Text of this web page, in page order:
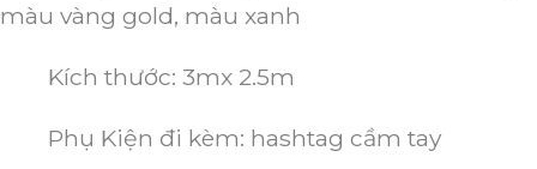
màu vàng gold, màu xanh
Kích thước: 3mx 2.5m
Phụ Kiện đi kèm: hashtag cầm tay